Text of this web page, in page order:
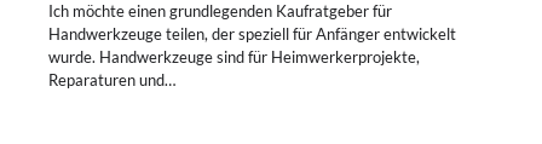
Ich möchte einen grundlegenden Kaufratgeber für
Handwerkzeuge teilen, der speziell für Anfänger entwickelt
wurde. Handwerkzeuge sind für Heimwerkerprojekte,
Reparaturen und…